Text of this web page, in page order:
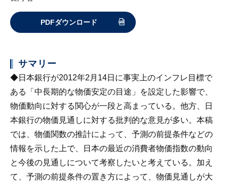
PDFダウンロード
サマリー
◆日本銀行が2012年2月14日に事実上のインフレ目標で
ある「中長期的な物価安定の目途」を設定した影響で、
物価動向に対する関心が一段と高まっている。他方、日
本銀行の物価見通しに対する批判的な意見が多い。本稿
では、物価関数の推計によって、予測の前提条件などの
情報を示した上で、日本の最近の消費者物価指数の動向
と今後の見通しについて考察したいと考えている。加え
て、予測の前提条件の置き方によって、物価見通しが大